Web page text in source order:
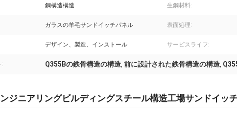
鋼構造構造 生鋼材料:
ガラスの羊毛サンドイッチパネル 表面処理:
デザイン、製造、インストール サービスライフ:
: Q355Bの鉄骨構造の構造, 前に設計された鉄骨構造の構造,
ジニアリングビルディングスチール構造工場サンドイッ